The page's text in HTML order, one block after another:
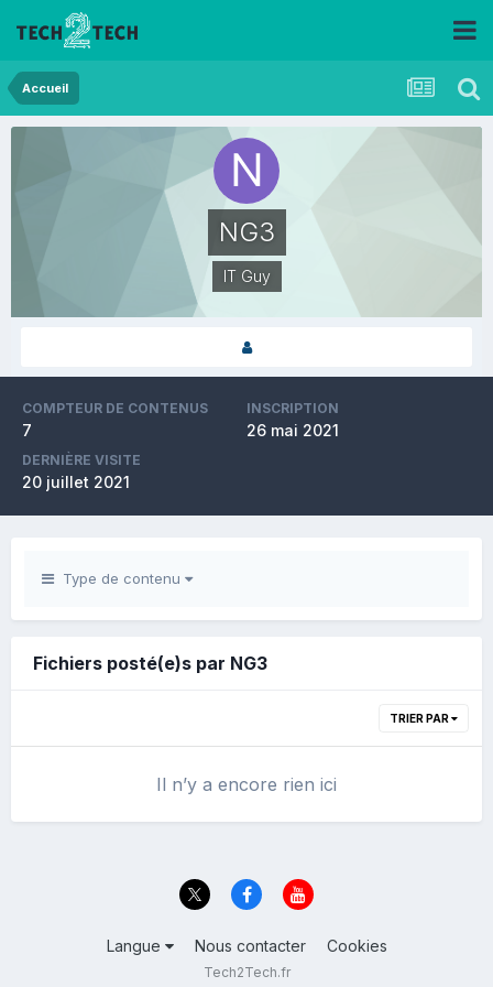
Accueil
NG3
IT Guy
COMPTEUR DE CONTENUS
7
INSCRIPTION
26 mai 2021
DERNIÈRE VISITE
20 juillet 2021
Type de contenu
Fichiers posté(e)s par NG3
TRIER PAR
Il n’y a encore rien ici
Langue Nous contacter Cookies
Tech2Tech.fr